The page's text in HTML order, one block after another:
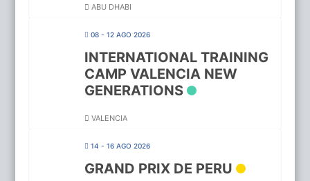
ABU DHABI
08 - 12 AGO 2026
INTERNATIONAL TRAINING
CAMP VALENCIA NEW
GENERATIONS
VALENCIA
14 - 16 AGO 2026
GRAND PRIX DE PERU